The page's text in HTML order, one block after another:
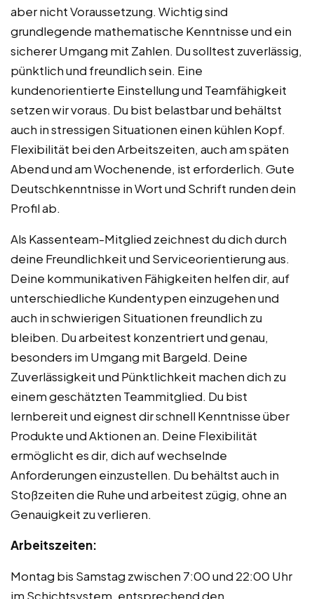
aber nicht Voraussetzung. Wichtig sind
grundlegende mathematische Kenntnisse und ein
sicherer Umgang mit Zahlen. Du solltest zuverlässig,
pünktlich und freundlich sein. Eine
kundenorientierte Einstellung und Teamfähigkeit
setzen wir voraus. Du bist belastbar und behältst
auch in stressigen Situationen einen kühlen Kopf.
Flexibilität bei den Arbeitszeiten, auch am späten
Abend und am Wochenende, ist erforderlich. Gute
Deutschkenntnisse in Wort und Schrift runden dein
Profil ab.
Als Kassenteam-Mitglied zeichnest du dich durch
deine Freundlichkeit und Serviceorientierung aus.
Deine kommunikativen Fähigkeiten helfen dir, auf
unterschiedliche Kundentypen einzugehen und
auch in schwierigen Situationen freundlich zu
bleiben. Du arbeitest konzentriert und genau,
besonders im Umgang mit Bargeld. Deine
Zuverlässigkeit und Pünktlichkeit machen dich zu
einem geschätzten Teammitglied. Du bist
lernbereit und eignest dir schnell Kenntnisse über
Produkte und Aktionen an. Deine Flexibilität
ermöglicht es dir, dich auf wechselnde
Anforderungen einzustellen. Du behältst auch in
Stoßzeiten die Ruhe und arbeitest zügig, ohne an
Genauigkeit zu verlieren.
Arbeitszeiten:
Montag bis Samstag zwischen 7:00 und 22:00 Uhr
im Schichtsystem, entsprechend den